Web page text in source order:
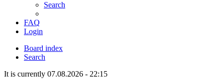
Search
FAQ
Login
Board index
Search
It is currently 07.08.2026 - 22:15